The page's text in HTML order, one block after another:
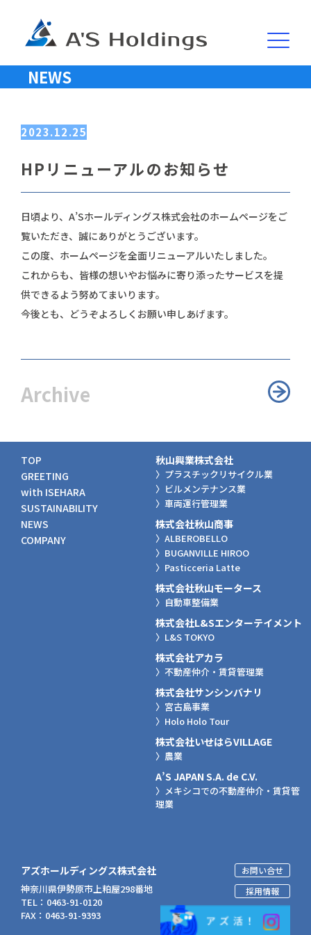
NEWS
2023.12.25
HPリニューアルのお知らせ
日頃より、A’Sホールディングス株式会社のホームページをご
覧いただき、誠にありがとうございます。
この度、ホームページを全面リニューアルいたしました。
これからも、皆様の想いやお悩みに寄り添ったサービスを提
供できるよう努めてまいります。
今後とも、どうぞよろしくお願い申しあげます。
Archive
次
アズホールディングス株式会社
神奈川県伊勢原市上粕屋298番地
TEL：0463-91-0120
FAX：0463-91-9393
お問い合せ
採用情報
TOP
GREETING
with ISEHARA
SUSTAINABILITY
NEWS
COMPANY
秋山興業株式会社
〉プラスチックリサイクル業
〉ビルメンテナンス業
〉車両運行管理業
株式会社秋山商事
〉ALBEROBELLO
〉BUGANVILLE HIROO
〉Pasticceria Latte
株式会社秋山モータース
〉自動車整備業
株式会社L&Sエンターテイメント
〉L&S TOKYO
株式会社アカラ
〉不動産仲介・賃貸管理業
株式会社サンシンバナリ
〉宮古島事業
〉Holo Holo Tour
株式会社いせはらVILLAGE
〉農業
A’S JAPAN S.A. de C.V.
〉メキシコでの不動産仲介・賃貸管
理業